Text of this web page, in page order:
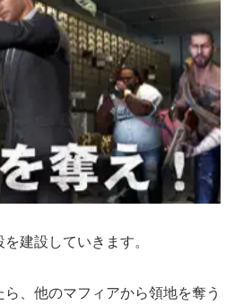
建設していきます。
、他のマフィアから領地を奪う